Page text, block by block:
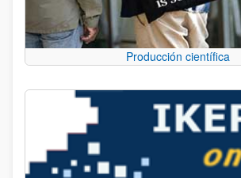
Producción científica